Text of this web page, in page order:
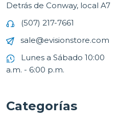
Detrás de Conway, local A7
(507) 217-7661
sale@evisionstore.com
Lunes a Sábado 10:00
a.m. - 6:00 p.m.
Categorías